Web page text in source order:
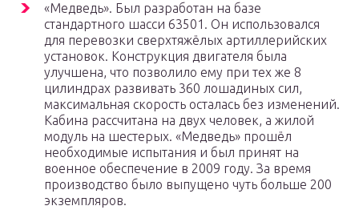
«Медведь». Был разработан на базе
стандартного шасси 63501. Он использовался
для перевозки сверхтяжёлых артиллерийских
установок. Конструкция двигателя была
улучшена, что позволило ему при тех же 8
цилиндрах развивать 360 лошадиных сил,
максимальная скорость осталась без изменений.
Кабина рассчитана на двух человек, а жилой
модуль на шестерых. «Медведь» прошёл
необходимые испытания и был принят на
военное обеспечение в 2009 году. За время
производство было выпущено чуть больше 200
экземпляров.